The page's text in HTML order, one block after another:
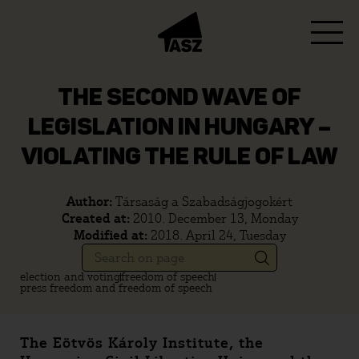
THE SECOND WAVE OF
LEGISLATION IN HUNGARY –
VIOLATING THE RULE OF LAW
Author: Társaság a Szabadságjogokért
Created at: 2010. December 13, Monday
Modified at: 2018. April 24, Tuesday
election and votingfreedom of speech
press freedom and freedom of speech
The Eötvös Károly Institute, the